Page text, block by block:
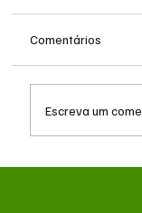
Comentários
Escreva um